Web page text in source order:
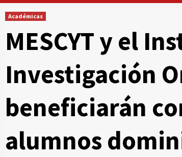
Académicas
MESCYT y el
Investigación
beneficiarán
alumnos